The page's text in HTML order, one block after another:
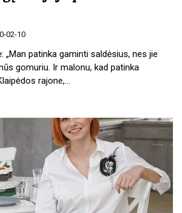
02-10
„Man patinka gaminti saldėsius, nes jie
gomuriu. Ir malonu, kad patinka
rajone,…